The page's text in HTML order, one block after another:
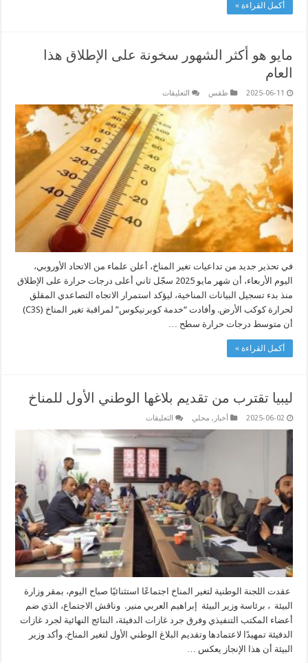
أكمل القراءة »
مايو هو أكثر الشهور سخونة على الإطلاق هذا
العام
2025-06-11 طقس التعليقات
أكثر
الشهور
سخونة
على
الإطلاق
هذا
العام
مغلقة
في تحذير جديد من تداعيات تغير المناخ، أعلن علماء من الاتحاد الأوروبي،
اليوم الأربعاء، أن شهر مايو 2025 سجّل ثاني أعلى درجات حرارة على الإطلاق
منذ بدء تسجيل البيانات المناخية، ليؤكد استمرار الاتجاه التصاعدي المقلق
لحرارة كوكب الأرض. وأفادت “خدمة كوبرنيكوس” لمراقبة تغير المناخ (C3S)
أن متوسط درجات حرارة سطح …
أكمل القراءة »
ليبيا تقترب من تقديم بلاغها الوطني الأول للمناخ
2025-06-02 أخبار , محلي التعليقات
تقترب
من
تقديم
بلاغها
الوطني
الأول
للمناخ
مغلقة
عقدت اللجنة الوطنية لتغير المناخ اجتماعًا استثنائيًا صباح اليوم، بمقر وزارة
البيئة ، برئاسة وزير البيئة إبراهيم العربي منير. وناقش الاجتماع، الذي ضم
أعضاء المكتب التنفيذي وفرق جرد غازات الدفيئة، النتائج النهائية لجرد غازات
الدفيئة تمهيدًا لاعتمادها وتقديم البلاغ الوطني الأول لتغير المناخ. وأكد وزير
البيئة أن هذا الإنجاز يعكس …